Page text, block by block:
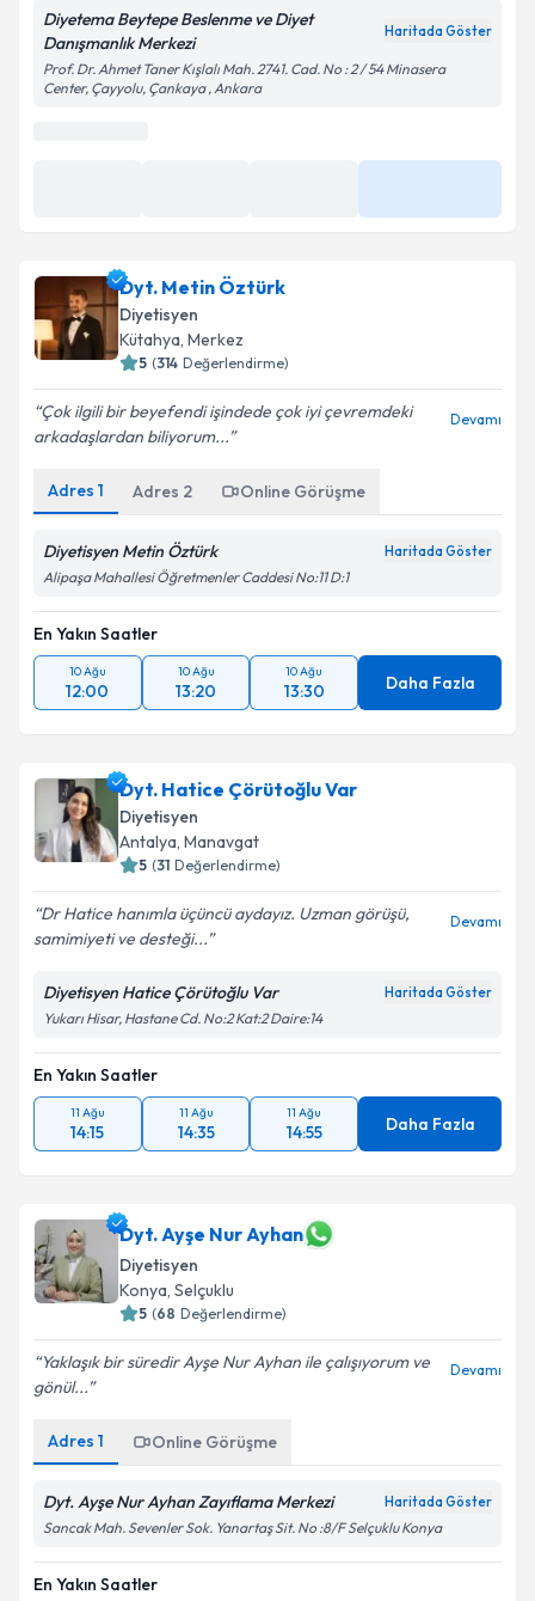
Takvim Talebini Gönder
Diyetema Beytepe Beslenme ve Diyet
Danışmanlık Merkezi
Haritada Göster
Prof. Dr. Ahmet Taner Kışlalı Mah. 2741. Cad. No : 2 / 54 Minasera
Center, Çayyolu, Çankaya , Ankara
Dyt. Metin Öztürk
Diyetisyen
Kütahya, Merkez
5 (314 Değerlendirme)
Çok ilgili bir beyefendi işindede çok iyi çevremdeki
arkadaşlardan biliyorum...
Devamı
Adres 1 Adres 2 Online Görüşme
Diyetisyen Metin Öztürk Haritada Göster
Alipaşa Mahallesi Öğretmenler Caddesi No:11 D:1
En Yakın Saatler
10 Ağu
12:00
10 Ağu
13:20
10 Ağu
13:30 Daha Fazla
Dyt. Hatice Çörütoğlu Var
Diyetisyen
Antalya, Manavgat
5 (31 Değerlendirme)
Dr Hatice hanımla üçüncü aydayız. Uzman görüşü,
samimiyeti ve desteği...
Devamı
Diyetisyen Hatice Çörütoğlu Var Haritada Göster
Yukarı Hisar, Hastane Cd. No:2 Kat:2 Daire:14
En Yakın Saatler
11 Ağu
14:15
11 Ağu
14:35
11 Ağu
14:55 Daha Fazla
Dyt. Ayşe Nur Ayhan
Diyetisyen
Konya, Selçuklu
5 (68 Değerlendirme)
Yaklaşık bir süredir Ayşe Nur Ayhan ile çalışıyorum ve
gönül...
Devamı
Adres 1 Online Görüşme
Dyt. Ayşe Nur Ayhan Zayıflama Merkezi Haritada Göster
Sancak Mah. Sevenler Sok. Yanartaş Sit. No :8/F Selçuklu Konya
En Yakın Saatler